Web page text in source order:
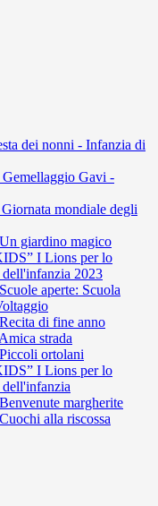
dei nonni - Infanzia di
Gavi -
mondiale degli
giardino magico
I Lions per lo
2023
aperte: Scuola
di fine anno
strada
ortolani
I Lions per lo
margherite
alla riscossa